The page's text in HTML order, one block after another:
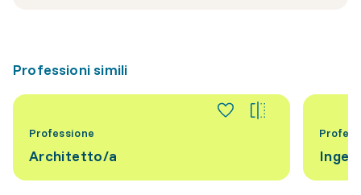
Professioni simili
Professione
Architetto/a